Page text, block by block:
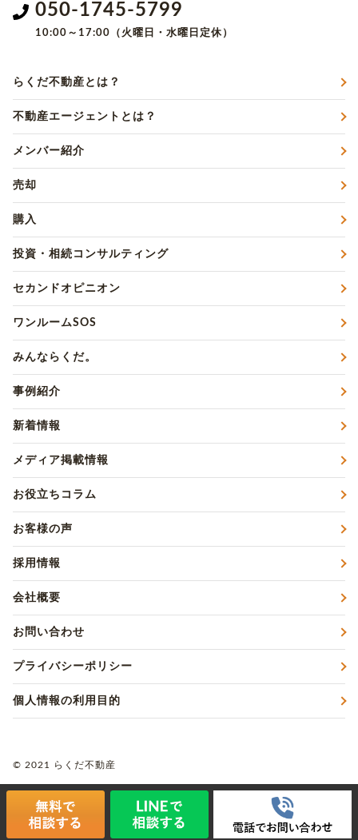
050-1745-5799
10:00～17:00（火曜日・水曜日定休）
らくだ不動産とは？
不動産エージェントとは？
メンバー紹介
売却
購入
投資・相続コンサルティング
セカンドオピニオン
ワンルームSOS
みんならくだ。
事例紹介
新着情報
メディア掲載情報
お役立ちコラム
お客様の声
採用情報
会社概要
お問い合わせ
プライバシーポリシー
個人情報の利用目的
© 2021 らくだ不動産